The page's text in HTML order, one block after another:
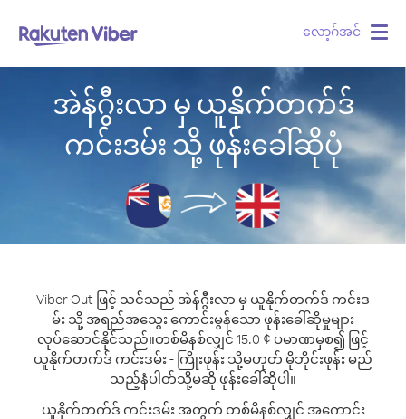
လော့ဂ်အင်
အဲန်ဂွီးလာ မှ ယူနိုက်တက်ဒ်
ကင်းဒမ်း သို့ ဖုန်းခေါ်ဆိုပုံ
Viber Out ဖြင့် သင်သည် အဲန်ဂွီးလာ မှ ယူနိုက်တက်ဒ် ကင်းဒ
မ်း သို့ အရည်အသွေး ကောင်းမွန်သော ဖုန်းခေါ်ဆိုမှုများ
လုပ်ဆောင်နိုင်သည်။တစ်မိနစ်လျှင် 15.0 ¢ ပမာဏမှစ၍ ဖြင့်
ယူနိုက်တက်ဒ် ကင်းဒမ်း - ကြိုးဖုန်း သို့မဟုတ် မိုဘိုင်းဖုန်း မည်
သည့်နံပါတ်သို့မဆို ဖုန်းခေါ်ဆိုပါ။
ယူနိုက်တက်ဒ် ကင်းဒမ်း အတွက် တစ်မိနစ်လျှင် အကောင်း